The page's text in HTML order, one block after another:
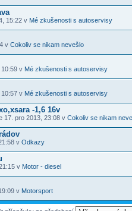
15:22 v Mé zkušenosti s autoservisy
v Cokoliv se nikam nevešlo
10:59 v Mé zkušenosti s autoservisy
10:57 v Mé zkušenosti s autoservisy
-1,6 16v
17. pro 2013, 23:08 v Cokoliv se nikam
v Odkazy
v Motor - diesel
v Motorsport